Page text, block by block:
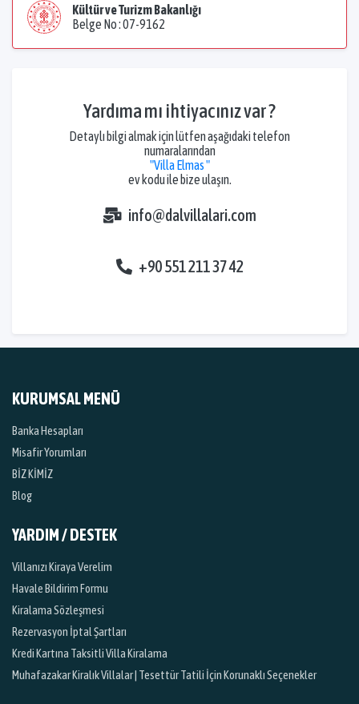
Kültür ve Turizm Bakanlığı
Belge No : 07-9162
Yardıma mı ihtiyacınız var ?
Detaylı bilgi almak için lütfen aşağıdaki telefon
numaralarından
"Villa Elmas "
ev kodu ile bize ulaşın.
info@dalvillalari.com
+90 551 211 37 42
KURUMSAL MENÜ
Banka Hesapları
Misafir Yorumları
BİZ KİMİZ
Blog
YARDIM / DESTEK
Villanızı Kiraya Verelim
Havale Bildirim Formu
Kiralama Sözleşmesi
Rezervasyon İptal Şartları
Kredi Kartına Taksitli Villa Kiralama
Muhafazakar Kiralık Villalar | Tesettür Tatili İçin Korunaklı Seçenekler